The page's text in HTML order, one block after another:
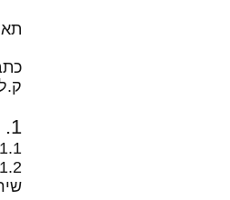
1. הגדרות:
1.1. "הקבוצה" – ק.ל.א.ס מוניות ברחובות בע"מ, ח.פ. 516626025, המפעילה את האתר, האפליקציה ושירותי ההסעה.